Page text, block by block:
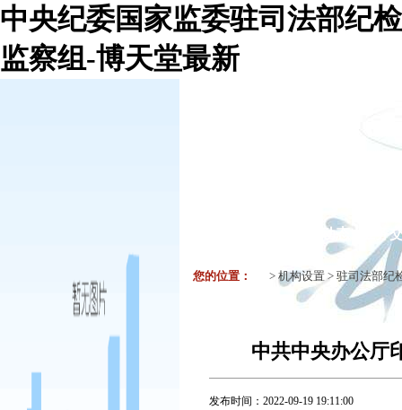
中央纪委国家监委驻司法部纪检
监察组-博天堂最新
工作动态 业务
您的位置： > 机构设置 > 驻司法部纪
中共中央办公厅
发布时间： 2022-09-19 19:11:00